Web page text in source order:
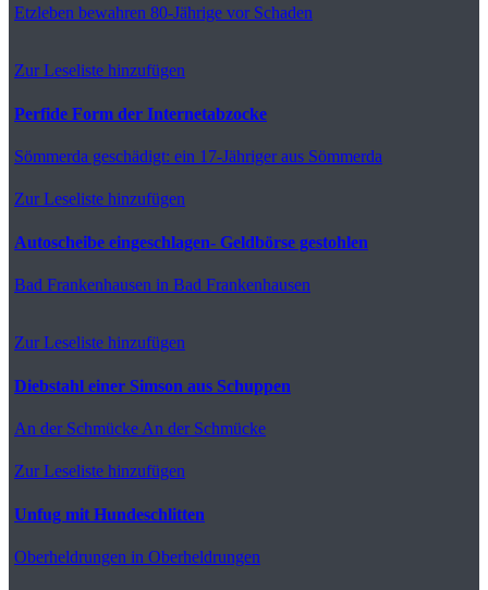
Etzleben bewahren 80-Jährige vor Schaden
Zur Leseliste hinzufügen
Perfide Form der Internetabzocke
Sömmerda geschädigt: ein 17-Jähriger aus Sömmerda
Zur Leseliste hinzufügen
Autoscheibe eingeschlagen- Geldbörse gestohlen
Bad Frankenhausen in Bad Frankenhausen
Zur Leseliste hinzufügen
Diebstahl einer Simson aus Schuppen
An der Schmücke An der Schmücke
Zur Leseliste hinzufügen
Unfug mit Hundeschlitten
Oberheldrungen in Oberheldrungen